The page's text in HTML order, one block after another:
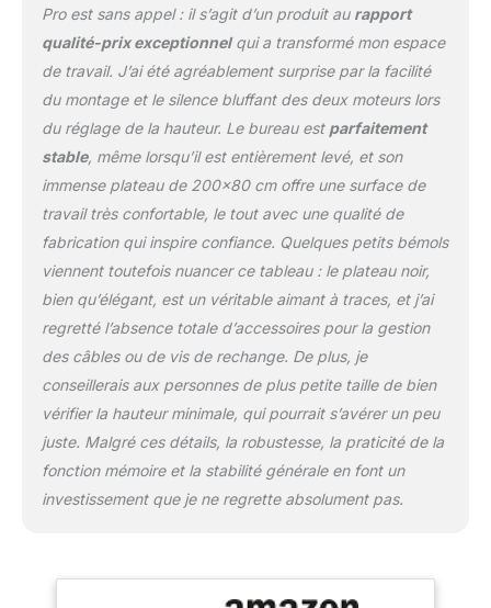
Sanodesk a passé plus
de 20 000 tests de choc,
grâce à cette capacité
de charge, la table est
idéale pour un
environnement de
bureau efficace et stable.
SYSTÈME DE CONTRÔLE
INTELLIGENT : Le
système de contrôle
offre 4 hauteurs
préréglées et une
Cela vous permet de
régler rapidement et en
toute sécurité la hauteur
de la table, tandis que la
évite les dommages
causés par des
obstacles inattendus. Le
panneau de commande
Pro est sans appel : il s’agit d’un produit au rapport
qualité-prix exceptionnelqui a transformé mon espace
de travail. J’ai été agréablement surprise par la facilité
du montage et le silence bluffant des deux moteurs lors
du réglage de la hauteur. Le bureau est parfaitement
stable, même lorsqu’il est entièrement levé, et son
immense plateau de 200×80 cm offre une surface de
travail très confortable, le tout avec une qualité de
fabrication qui inspire confiance. Quelques petits bémols
viennent toutefois nuancer ce tableau : le plateau noir,
bien qu’élégant, est un véritable aimant à traces, et j’ai
regretté l’absence totale d’accessoires pour la gestion
des câbles ou de vis de rechange. De plus, je
conseillerais aux personnes de plus petite taille de bien
vérifier la hauteur minimale, qui pourrait s’avérer un peu
juste. Malgré ces détails, la robustesse, la praticité de la
fonction mémoire et la stabilité générale en font un
investissement que je ne regrette absolument pas.